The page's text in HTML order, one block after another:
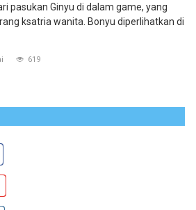
pasukan Ginyu di dalam game, yang
ksatria wanita. Bonyu diperlihatkan di
619